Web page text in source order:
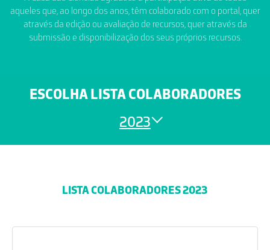
aqueles que, ao longo dos anos, têm colaborado com o portal, quer
através da edição ou avaliação de recursos, quer através da
submissão e disponibilização dos seus próprios recursos.
ESCOLHA LISTA COLABORADORES
2023
LISTA COLABORADORES 2023